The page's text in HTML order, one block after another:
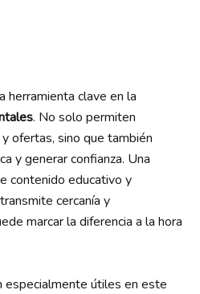
herramienta clave en la
. No solo permiten
ofertas, sino que también
y generar confianza. Una
contenido educativo y
cercanía y
marcar la diferencia a la hora
especialmente útiles en este